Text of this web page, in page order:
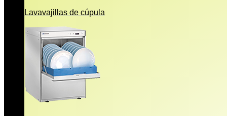
Lavavajillas de cúpula